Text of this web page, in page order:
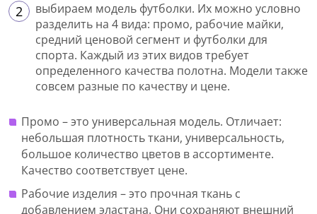
выбираем модель футболки. Их можно условно
разделить на 4 вида: промо, рабочие майки,
средний ценовой сегмент и футболки для
спорта. Каждый из этих видов требует
определенного качества полотна. Модели также
совсем разные по качеству и цене.
Промо – это универсальная модель. Отличает:
небольшая плотность ткани, универсальность,
большое количество цветов в ассортименте.
Качество соответствует цене.
Рабочие изделия – это прочная ткань с
добавлением эластана. Они сохраняют внешний